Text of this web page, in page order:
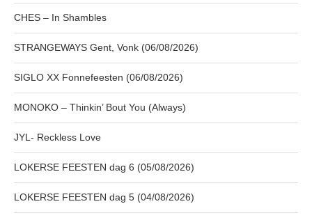
CHES – In Shambles
STRANGEWAYS Gent, Vonk (06/08/2026)
SIGLO XX Fonnefeesten (06/08/2026)
MONOKO – Thinkin’ Bout You (Always)
JYL- Reckless Love
LOKERSE FEESTEN dag 6 (05/08/2026)
LOKERSE FEESTEN dag 5 (04/08/2026)